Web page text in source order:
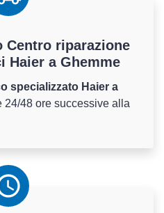
Centro riparazione
Haier a Ghemme
specializzato Haier a
24/48 ore successive alla